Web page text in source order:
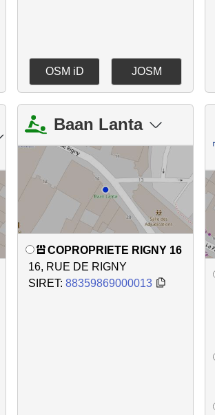
OSM iD JOSM
Baan Lanta
COPROPRIETE RIGNY 16
16, RUE DE RIGNY
SIRET: 88359869000013